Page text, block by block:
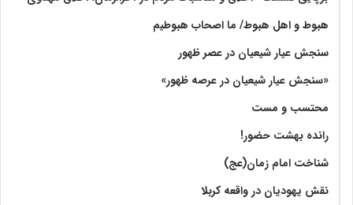
هبوط و اهل هبوط/ ما اصحاب هبوطیم
سنجش عیار شیعیان در عصر ظهور
«سنجش عیار شیعیان در عرصه ظهور»
محتسب و مست
رانده بهشت‌ حضور!
شناخت امام زمان(عج)
نقش یهودیان در واقعه کربلا